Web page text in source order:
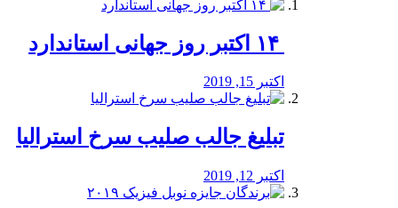
اکتبر 15, 2019
تبلیغ جالب صلیب سرخ استرالیا
اکتبر 12, 2019